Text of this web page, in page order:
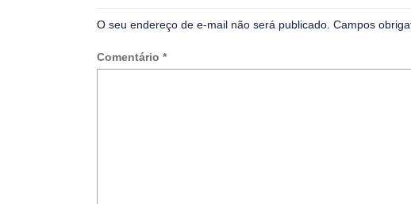
O seu endereço de e-mail não será publicado. Campos
Comentário *